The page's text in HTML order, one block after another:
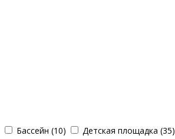
Бассейн (10) Детская площадка (35)